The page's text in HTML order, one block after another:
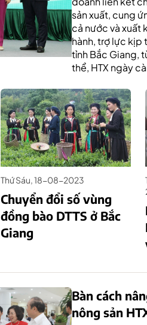
sản xuất, cung
cả nước và xuất
hành, trợ lực kịp
tỉnh Bắc Giang,
thể, HTX ngày
Thứ Sáu, 18-08-2023
Chuyển đổi số vùng
đồng bào DTTS ở Bắc
Giang
Bàn cách
nông sản